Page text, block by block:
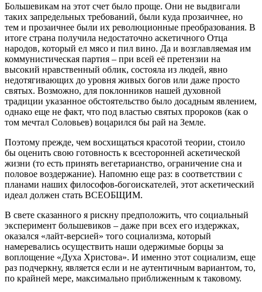
Большевикам на этот счет было проще. Они не выдвигали
таких запредельных требований, были куда прозаичнее, но
тем и прозаичнее были их революционные преобразования. В
итоге страна получила недостаточно аскетичного Отца
народов, который ел мясо и пил вино. Да и возглавляемая им
коммунистическая партия – при всей её претензии на
высокий нравственный облик, состояла из людей, явно
недотягивающих до уровня живых богов или даже просто
святых. Возможно, для поклонников нашей духовной
традиции указанное обстоятельство было досадным явлением,
однако еще не факт, что под властью святых пророков (как о
том мечтал Соловьев) воцарился бы рай на Земле.
Поэтому прежде, чем восхищаться красотой теории, стоило
бы оценить свою готовность к всесторонней аскетической
жизни (то есть принять вегетарианство, ограничение сна и
половое воздержание). Напомню еще раз: в соответствии с
планами наших философов-богоискателей, этот аскетический
идеал должен стать ВСЕОБЩИМ.
В свете сказанного я рискну предположить, что социальный
эксперимент большевиков – даже при всех его издержках,
оказался «лайт-версией» того социализма, который
намеревались осуществить наши одержимые борцы за
воплощение «Духа Христова». И именно этот социализм, еще
раз подчеркну, является если и не аутентичным вариантом, то,
по крайней мере, максимально приближенным к таковому.